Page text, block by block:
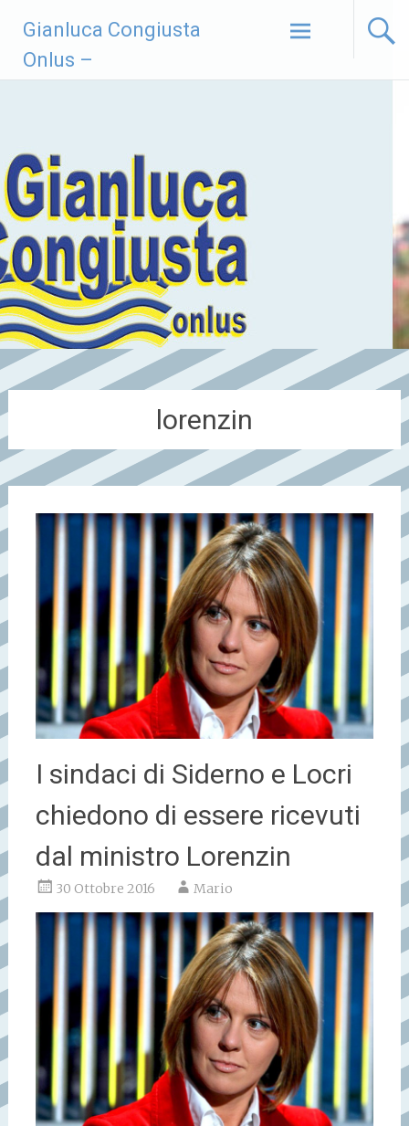
contenuto
Gianluca Congiusta
Onlus –
lorenzin
I sindaci di Siderno e Locri
chiedono di essere ricevuti
dal ministro Lorenzin
30 Ottobre 2016 Mario